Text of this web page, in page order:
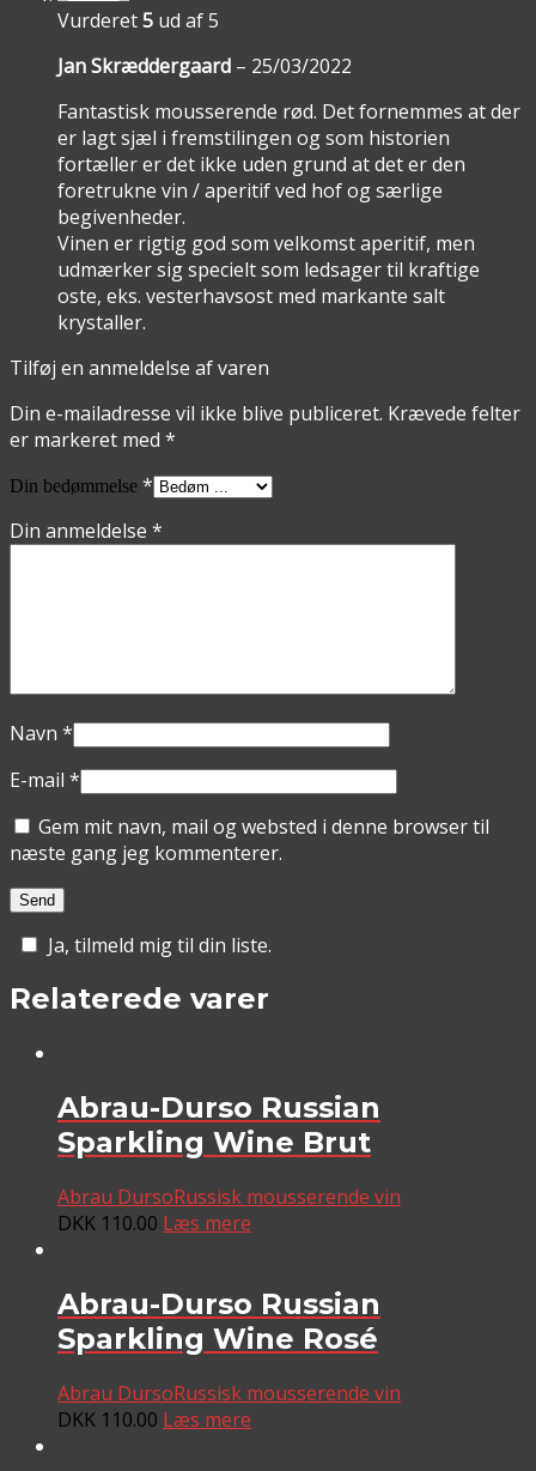
Vurderet5 ud af 5
Jan Skræddergaard – 25/03/2022
Fantastisk mousserende rød. Det fornemmes at der
er lagt sjæl i fremstilingen og som historien
fortæller er det ikke uden grund at det er den
foretrukne vin / aperitif ved hof og særlige
begivenheder.
Vinen er rigtig god som velkomst aperitif, men
udmærker sig specielt som ledsager til kraftige
oste, eks. vesterhavsost med markante salt
krystaller.
Tilføj en anmeldelse af varen
Din e-mailadresse vil ikke blive publiceret. Krævede felter
er markeret med *
Din bedømmelse *
Din anmeldelse *
Navn *
E-mail *
Gem mit navn, mail og websted i denne browser til
næste gang jeg kommenterer.
Ja, tilmeld mig til din liste.
Relaterede varer
Abrau-Durso Russian
Sparkling Wine Brut
Abrau DursoRussisk mousserende vin
DKK 110.00 Læs mere
Abrau-Durso Russian
Sparkling Wine Rosé
Abrau DursoRussisk mousserende vin
DKK 110.00 Læs mere